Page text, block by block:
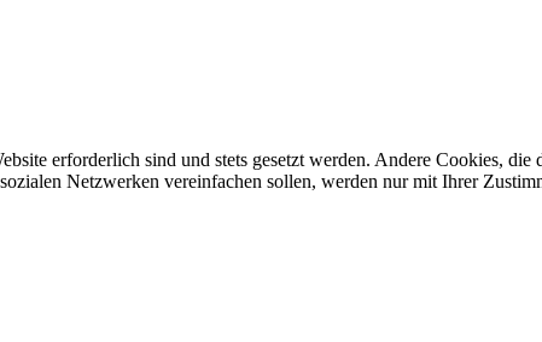
erforderlich sind und stets gesetzt werden. Andere Cookies,
Netzwerken vereinfachen sollen, werden nur mit Ihrer